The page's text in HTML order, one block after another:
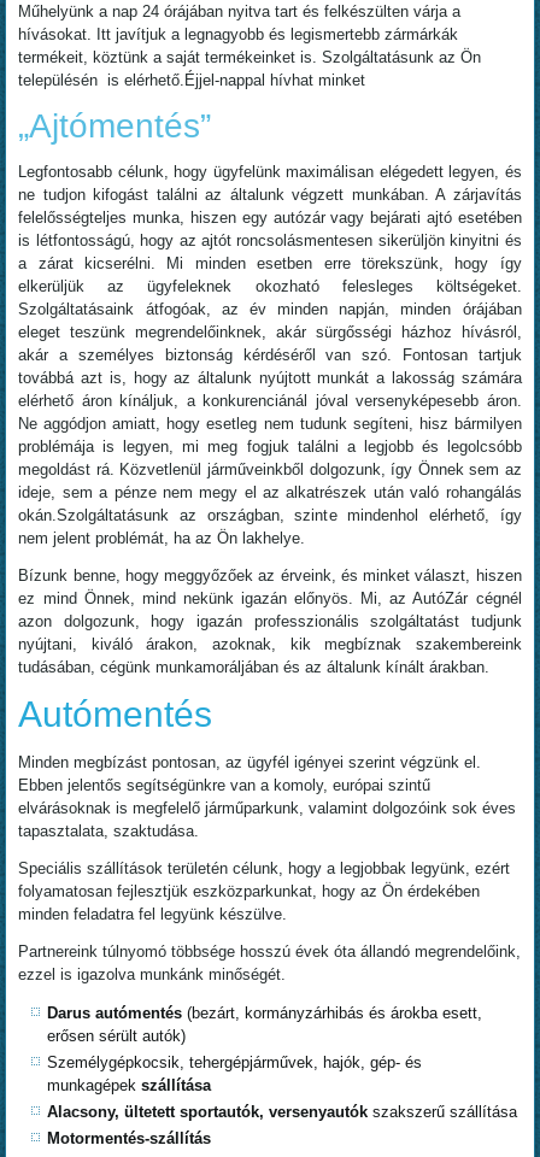
Műhelyünk a nap 24 órájában nyitva tart és felkészülten várja a
hívásokat. Itt javítjuk a legnagyobb és legismertebb zármárkák
termékeit, köztünk a saját termékeinket is. Szolgáltatásunk az Ön
településén is elérhető.Éjjel-nappal hívhat minket
„Ajtómentés”
Legfontosabb célunk, hogy ügyfelünk maximálisan elégedett legyen, és
ne tudjon kifogást találni az általunk végzett munkában. A zárjavítás
felelősségteljes munka, hiszen egy autózár vagy bejárati ajtó esetében
is létfontosságú, hogy az ajtót roncsolásmentesen sikerüljön kinyitni és
a zárat kicserélni. Mi minden esetben erre törekszünk, hogy így
elkerüljük az ügyfeleknek okozható felesleges költségeket.
Szolgáltatásaink átfogóak, az év minden napján, minden órájában
eleget teszünk megrendelőinknek, akár sürgősségi házhoz hívásról,
akár a személyes biztonság kérdéséről van szó. Fontosan tartjuk
továbbá azt is, hogy az általunk nyújtott munkát a lakosság számára
elérhető áron kínáljuk, a konkurenciánál jóval versenyképesebb áron.
Ne aggódjon amiatt, hogy esetleg nem tudunk segíteni, hisz bármilyen
problémája is legyen, mi meg fogjuk találni a legjobb és legolcsóbb
megoldást rá. Közvetlenül járműveinkből dolgozunk, így Önnek sem az
ideje, sem a pénze nem megy el az alkatrészek után való rohangálás
okán.Szolgáltatásunk az országban, szinte mindenhol elérhető, így
nem jelent problémát, ha az Ön lakhelye.
Bízunk benne, hogy meggyőzőek az érveink, és minket választ, hiszen
ez mind Önnek, mind nekünk igazán előnyös. Mi, az AutóZár cégnél
azon dolgozunk, hogy igazán professzionális szolgáltatást tudjunk
nyújtani, kiváló árakon, azoknak, kik megbíznak szakembereink
tudásában, cégünk munkamoráljában és az általunk kínált árakban.
Autómentés
Minden megbízást pontosan, az ügyfél igényei szerint végzünk el.
Ebben jelentős segítségünkre van a komoly, európai szintű
elvárásoknak is megfelelő járműparkunk, valamint dolgozóink sok éves
tapasztalata, szaktudása.
Speciális szállítások területén célunk, hogy a legjobbak legyünk, ezért
folyamatosan fejlesztjük eszközparkunkat, hogy az Ön érdekében
minden feladatra fel legyünk készülve.
Partnereink túlnyomó többsége hosszú évek óta állandó megrendelőink,
ezzel is igazolva munkánk minőségét.
Darus autómentés(bezárt, kormányzárhibás és árokba esett,
erősen sérült autók)
Személygépkocsik, tehergépjárművek, hajók, gép- és
munkagépekszállítása
Alacsony, ültetett sportautók, versenyautókszakszerű szállítása
Motormentés-szállítás